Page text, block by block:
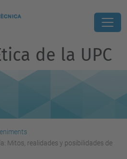
de la UPC
Mitos, realidades y posibilidades de